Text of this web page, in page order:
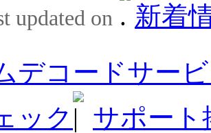
updated on
新着
デコードサー
ック
サポート